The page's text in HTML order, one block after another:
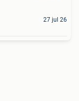
27 jul 26